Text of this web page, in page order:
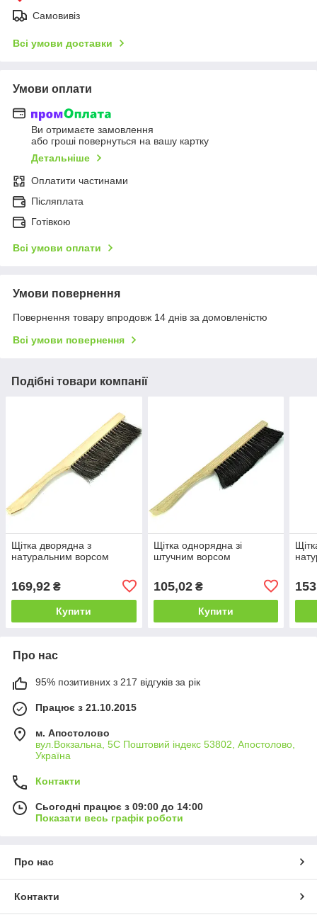
Самовивіз
Всі умови доставки
Умови оплати
Ви отримаєте замовлення
або гроші повернуться на вашу картку
Детальніше
Оплатити частинами
Післяплата
Готівкою
Всі умови оплати
Умови повернення
Повернення товару впродовж 14 днів за домовленістю
Всі умови повернення
Подібні товари компанії
Щітка дворядна з
натуральним ворсом
169,92 ₴
Купити
Щітка однорядна зі
штучним ворсом
105,02₴
Купити
Про нас
95% позитивних з 217 відгуків за рік
Працює з 21.10.2015
м. Апостолово
вул.Вокзальна, 5С Поштовий індекс 53802, Апостолово,
Україна
Контакти
Сьогодні працює з 09:00 до 14:00
Показати весь графік роботи
Про нас
Контакти